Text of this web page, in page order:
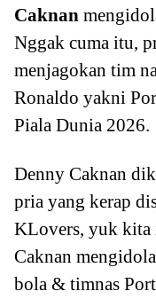
Caknan
Nggak cuma itu,
menjagokan tim
Ronaldo yakni
Piala Dunia 2026.
Denny Caknan
pria yang kerap
KLovers, yuk kita
Caknan
bola & timnas